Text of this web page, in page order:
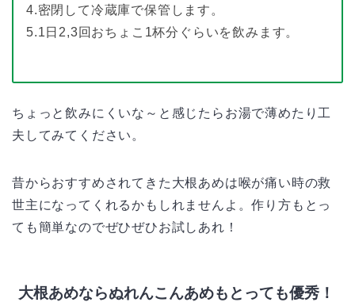
4.密閉して冷蔵庫で保管します。
5.1日2,3回おちょこ1杯分ぐらいを飲みます。
ちょっと飲みにくいな～と感じたらお湯で薄めたり工
夫してみてください。
昔からおすすめされてきた大根あめは喉が痛い時の救
世主になってくれるかもしれませんよ。作り方もとっ
ても簡単なのでぜひぜひお試しあれ！
大根あめならぬれんこんあめもとっても優秀！